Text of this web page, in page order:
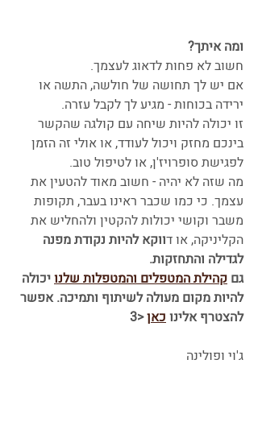
ומה איתך?
חשוב לא פחות לדאוג לעצמך.
אם יש לך תחושה של חולשה, התשה או
ירידה בכוחות - מגיע לך לקבל עזרה.
זו יכולה להיות שיחה עם קולגה שהקשר
בינכם מחזק ויכול לעודד, או אולי זה הזמן
לפגישת סופרויז'ן, או לטיפול טוב.
מה שזה לא יהיה - חשוב מאוד להטעין את
עצמך. כי כמו שכבר ראינו בעבר, תקופות
משבר וקושי יכולות להקטין ולהחליש את
הקליניקה, או דווקא להיות נקודת מפנה
לגדילה והתחזקות.
גם קהילת המטפלים והמטפלות שלנו יכולה
להיות מקום מעולה לשיתוף ותמיכה. אפשר
להצטרף אלינו כאן <3
ג'וי ופולינה